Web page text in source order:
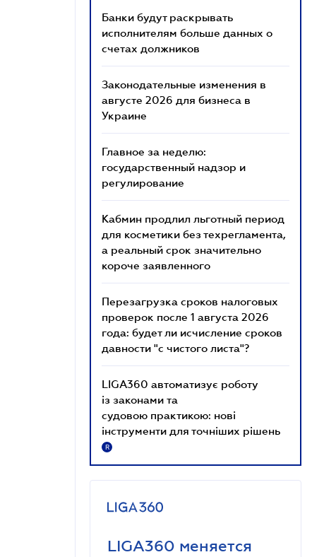
Банки будут раскрывать
исполнителям больше данных о
счетах должников
Законодательные изменения в
августе 2026 для бизнеса в
Украине
Главное за неделю:
государственный надзор и
регулирование
Кабмин продлил льготный период
для косметики без техрегламента,
а реальный срок значительно
короче заявленного
Перезагрузка сроков налоговых
проверок после 1 августа 2026
года: будет ли исчисление сроков
давности "с чистого листа"?
LIGA360 автоматизує роботу
із законами та
судовою практикою: нові
інструменти для точніших рішень
R
LIGA360 меняется